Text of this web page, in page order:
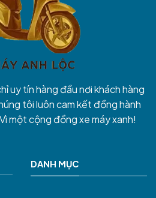
uy tín hàng đầu nơi khách hàng
tôi luôn cam kết đồng hành
một cộng đồng xe máy xanh!
DANH MỤC